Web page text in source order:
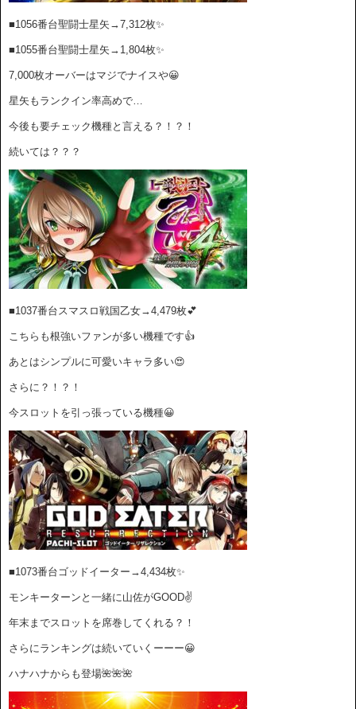
■1056番台聖闘士星矢→7,312枚✨
■1055番台聖闘士星矢→1 ,804枚✨
7,000枚オーバーはマジでナイスや😀
星矢もランクイン率高めで…
今後も要チェック機種と言える？！？！
続いては？？？
■1037番台スマスロ戦国乙女→4,479枚💕
こちらも根強いファンが多い機種です👍
あとはシンプルに可愛いキャラ多い😍
さらに？！？！
今スロットを引っ張っている機種😀
■1073番台ゴッドイーター→4,434枚✨
モンキーターンと一緒に山佐がGOOD✌️
年末までスロットを席巻してくれる？！
さらにランキングは続いていくーーー😀
ハナハナからも登場🌺🌺🌺